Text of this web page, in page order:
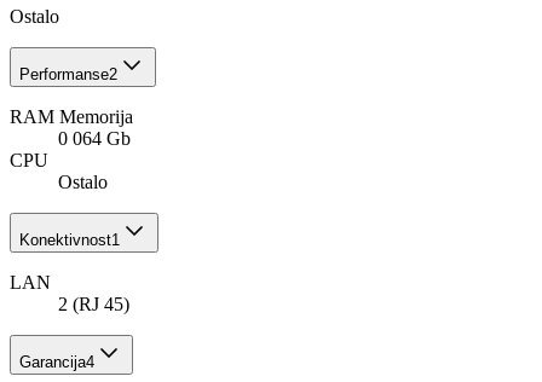
Ostalo
Performanse2
RAM Memorija
0 064 Gb
CPU
Ostalo
Konektivnost1
LAN
2 (RJ 45)
Garancija4